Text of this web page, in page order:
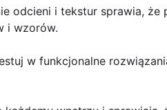
odcieni i tekstur sprawia,
i wzorów.
w funkcjonalne